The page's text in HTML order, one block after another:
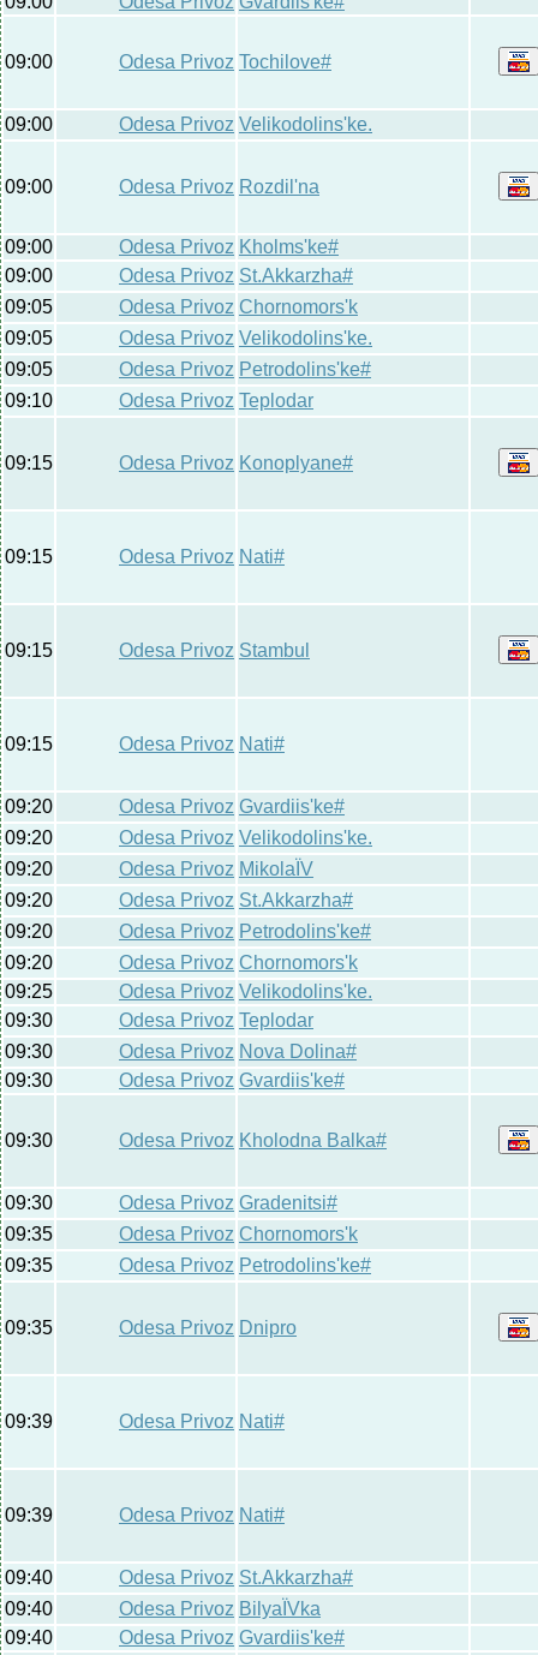
09:00 Odesa Privoz Tochilove#
09:00 Odesa Privoz Velikodolins'ke.
09:00 Odesa Privoz Rozdil'na
09:00 Odesa Privoz Kholms'ke#
09:00
Odesa Privoz St.Akkarzha#
09:05
Odesa Privoz Chornomors'k
09:05
Odesa Privoz Velikodolins'ke.
09:05
Odesa Privoz Petrodolins'ke#
09:10
Odesa Privoz Teplodar
09:15 Odesa Privoz Konoplyane#
09:15 Odesa Privoz Nati#
09:15 Odesa Privoz Stambul
09:15 Odesa Privoz Nati#
09:20 Odesa Privoz Gvardiis'ke#
09:20
Odesa Privoz Velikodolins'ke.
09:20
Odesa Privoz MikolaЇV
09:20
Odesa Privoz St.Akkarzha#
09:20
Odesa Privoz Petrodolins'ke#
09:20
Odesa Privoz Chornomors'k
09:25
Odesa Privoz Velikodolins'ke.
09:30
Odesa Privoz Teplodar
09:30
Odesa Privoz Nova Dolina#
09:30
Odesa Privoz Gvardiis'ke#
09:30 Odesa Privoz Kholodna Balka#
09:30 Odesa Privoz Gradenitsi#
09:35
Odesa Privoz Chornomors'k
09:35
Odesa Privoz Petrodolins'ke#
09:35 Odesa Privoz Dnipro
09:39 Odesa Privoz Nati#
09:39 Odesa Privoz Nati#
09:40 Odesa Privoz St.Akkarzha#
09:40
Odesa Privoz BilyaЇVka
09:40
Odesa Privoz Gvardiis'ke#